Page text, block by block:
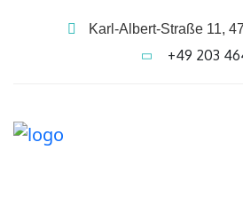
Karl-Albert-Straße 11,
+49 203